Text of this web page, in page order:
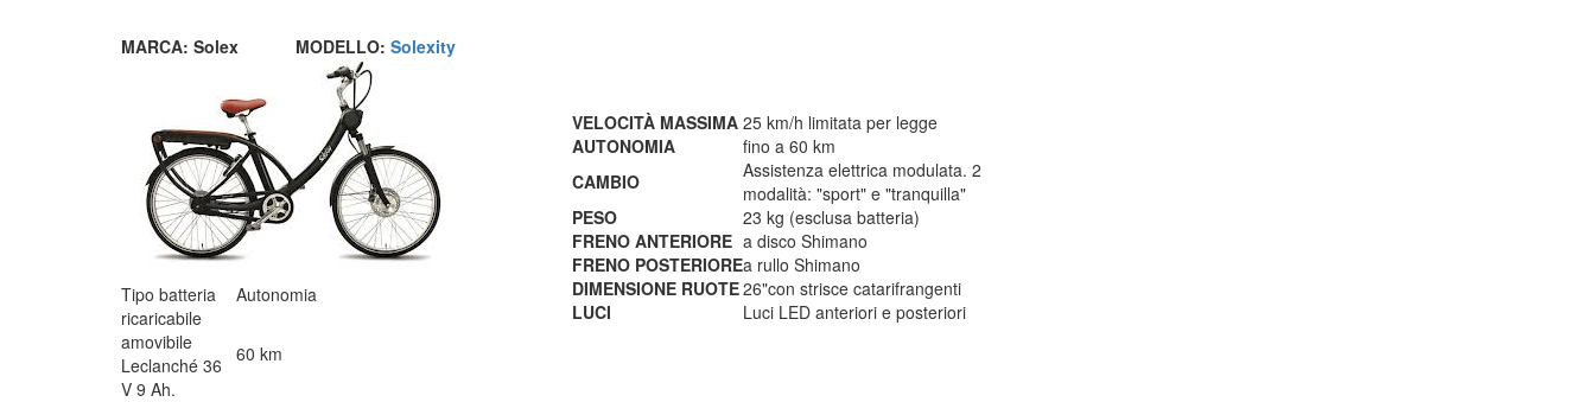
MARCA: Solex MODELLO: Solexity
Tipo batteria
Autonomia
ricaricabile
amovibile
Leclanché 36
V 9 Ah.
60 km
VELOCITÀ MASSIMA 25 km/h limitata per legge
AUTONOMIA
fino a 60 km
CAMBIO
Assistenza elettrica modulata. 2
modalità: "sport" e "tranquilla"
PESO
23 kg (esclusa batteria)
FRENO ANTERIORE a disco Shimano
FRENO POSTERIOREa rullo Shimano
DIMENSIONE RUOTE26"con strisce catarifrangenti
LUCI
Luci LED anteriori e posteriori